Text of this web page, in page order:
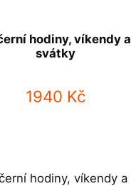
hodiny, víkendy a
svátky
1940 Kč
hodiny, víkendy a